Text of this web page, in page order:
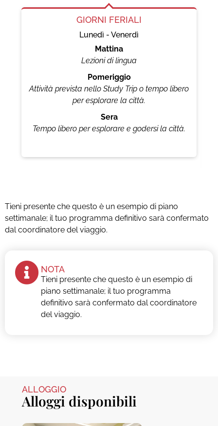
GIORNI FERIALI
Lunedì - Venerdì
Mattina
Lezioni di lingua
Pomeriggio
Attività prevista nello Study Trip o tempo libero
per esplorare la città.
Sera
Tempo libero per esplorare e godersi la città.
Tieni presente che questo è un esempio di piano
settimanale; il tuo programma definitivo sarà confermato
dal coordinatore del viaggio.
NOTA
Tieni presente che questo è un esempio di
piano settimanale; il tuo programma
definitivo sarà confermato dal coordinatore
del viaggio.
ALLOGGIO
Alloggi disponibili